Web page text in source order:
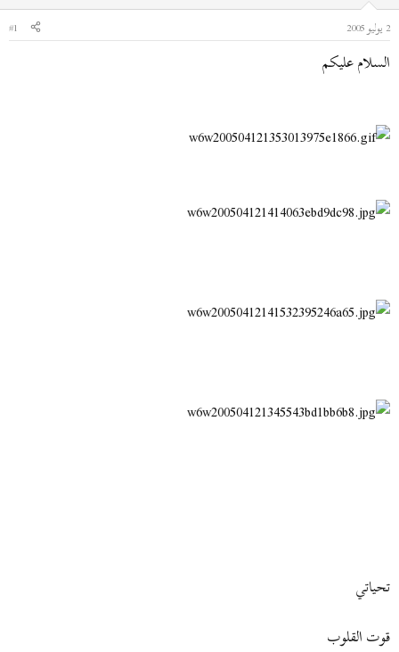
ل
م
و
ع
ل
2 يوليو 2005
#1
السلام عليكم
تحياتي
قوت القلوب